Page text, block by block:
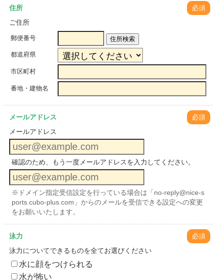
住所
必須
ご住所
郵便番号 住所検索
都道府県
市区町村
番地・建物名
メールアドレス
必須
メールアドレス
確認のため、もう一度メールアドレスを入力してください。
※ドメイン指定受信設定を行っている場合は「no-reply@nice-s
ports.cubo-plus.com」からのメールを受信できる設定への変更
をお願いいたします。
泳力
必須
泳力についてできるものを全てお選びください
水に顔をつけられる
水が怖い